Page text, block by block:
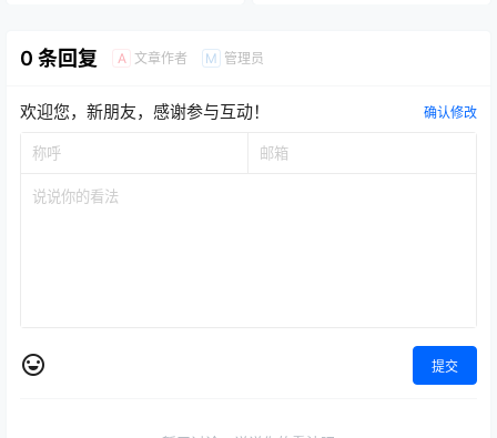
0 条回复 A 文章作者 M 管理员
欢迎您，新朋友，感谢参与互动！ 确认修改
提交